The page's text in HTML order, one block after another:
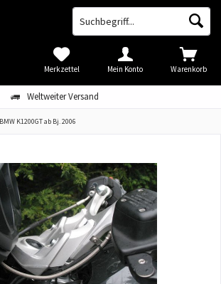
Weltweiter Versand
Warenkorb
Merkzettel Mein Konto
BMW K1200GT ab Bj. 2006